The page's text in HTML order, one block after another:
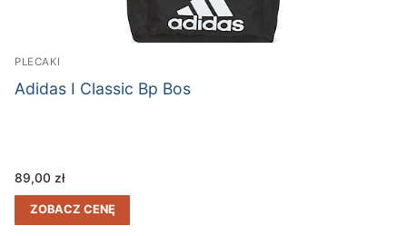
PLECAKI
Adidas I Classic Bp Bos
89,00 zł
ZOBACZ CENĘ